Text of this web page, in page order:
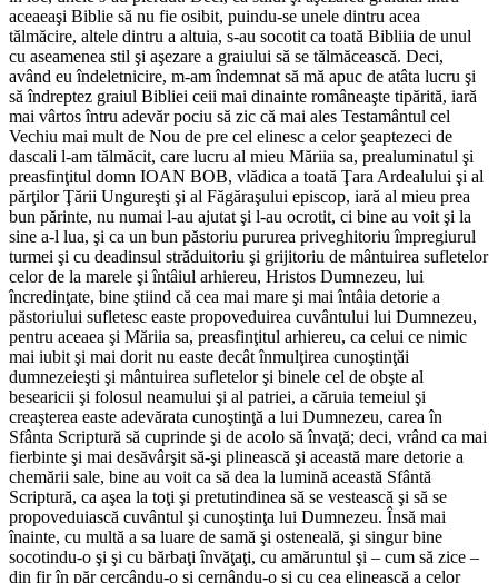
aceaeaşi Biblie să nu fie osibit, puindu-se unele dintru acea
tălmăcire, altele dintru a altuia, s-au socotit ca toată Bibliia de unul
cu aseamenea stil şi aşezare a graiului să se tălmăcească. Deci,
având eu îndeletnicire, m-am îndemnat să mă apuc de atâta lucru şi
să îndreptez graiul Bibliei ceii mai dinainte româneaşte tipărită, iară
mai vârtos întru adevăr pociu să zic că mai ales Testamântul cel
Vechiu mai mult de Nou de pre cel elinesc a celor şeaptezeci de
dascali l-am tălmăcit, care lucru al mieu Măriia sa, prealuminatul şi
preasfinţitul domn IOAN BOB, vlădica a toată Ţara Ardealului şi al
părţilor Ţării Ungureşti şi al Făgăraşului episcop, iară al mieu prea
bun părinte, nu numai l-au ajutat şi l-au ocrotit, ci bine au voit şi la
sine a-l lua, şi ca un bun păstoriu pururea priveghitoriu împregiurul
turmei şi cu deadinsul străduitoriu şi grijitoriu de mântuirea sufletelor
celor de la marele şi întâiul arhiereu, Hristos Dumnezeu, lui
încredinţate, bine ştiind că cea mai mare şi mai întâia detorie a
păstoriului sufletesc easte propoveduirea cuvântului lui Dumnezeu,
pentru aceaea şi Măriia sa, preasfinţitul arhiereu, ca celui ce nimic
mai iubit şi mai dorit nu easte decât înmulţirea cunoştinţăi
dumnezeieşti şi mântuirea sufletelor şi binele cel de obşte al
besearicii şi folosul neamului şi al patriei, a căruia temeiul şi
creaşterea easte adevărata cunoştinţă a lui Dumnezeu, carea în
Sfânta Scriptură să cuprinde şi de acolo să învaţă; deci, vrând ca mai
fierbinte şi mai desăvârşit să-şi plinească şi această mare detorie a
chemării sale, bine au voit ca să dea la lumină această Sfântă
Scriptură, ca aşea la toţi şi pretutindinea să se vestească şi să se
propoveduiască cuvântul şi cunoştinţa lui Dumnezeu. Însă mai
înainte, cu multă a sa luare de samă şi osteneală, şi singur bine
socotindu-o şi şi cu bărbaţi învăţaţi, cu amăruntul şi – cum să zice –
din fir în păr cercându-o şi cernându-o şi cu cea elinească a celor